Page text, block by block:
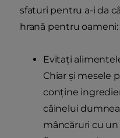
sfaturi pentru a-i da
hrană pentru oameni:
Evitați
Chiar și mesele
conține
câinelui
mâncăruri cu